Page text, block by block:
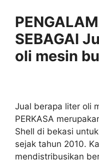
SEBAGAI
oli mesin
Jual berapa liter oli
PERKASA
Shell di bekasi
sejak tahun 2010.
mendistribusikan